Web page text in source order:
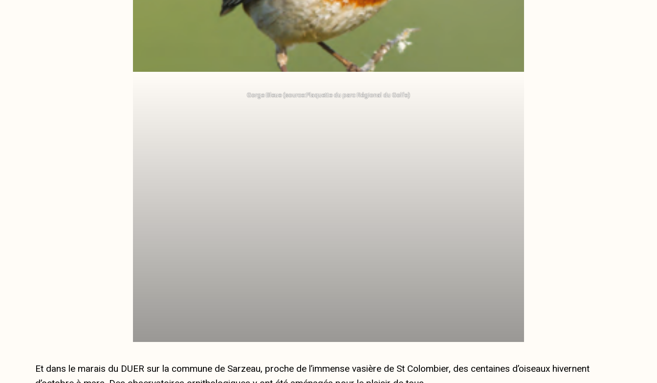
Gorge Bleue (source:Plaquette du parc Régional du Golfe)
Et dans le marais du DUER sur la commune de Sarzeau, proche de l’immense vasière de St Colombier, des centaines d’oiseaux hivernent